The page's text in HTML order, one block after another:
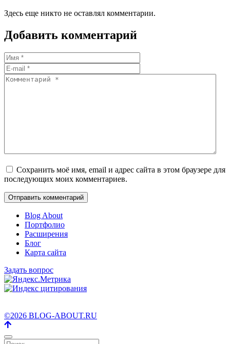
Здесь еще никто не оставлял комментарии.
Добавить комментарий
Сохранить моё имя, email и адрес сайта в этом браузере для
последующих моих комментариев.
Blog About
Портфолио
Расширения
Блог
Карта сайта
Задать вопрос
©2026 BLOG-ABOUT.RU